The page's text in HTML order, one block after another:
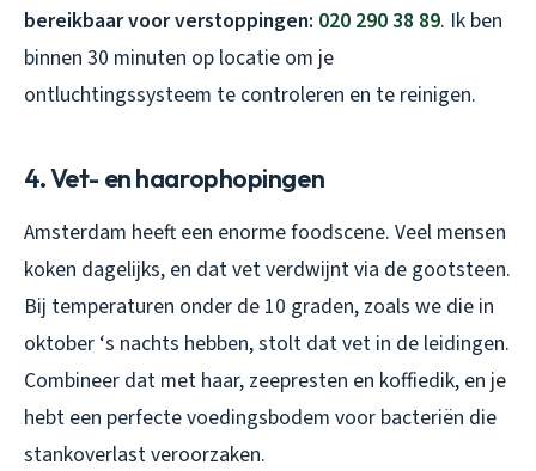
bereikbaar voor verstoppingen: 020 290 38 89. Ik ben
binnen 30 minuten op locatie om je
ontluchtingssysteem te controleren en te reinigen.
4. Vet- en haarophopingen
Amsterdam heeft een enorme foodscene. Veel mensen
koken dagelijks, en dat vet verdwijnt via de gootsteen.
Bij temperaturen onder de 10 graden, zoals we die in
oktober ‘s nachts hebben, stolt dat vet in de leidingen.
Combineer dat met haar, zeepresten en koffiedik, en je
hebt een perfecte voedingsbodem voor bacteriën die
stankoverlast veroorzaken.